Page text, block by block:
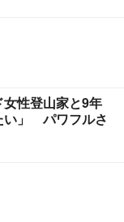
性登山家と9年
い」 パワフルさ